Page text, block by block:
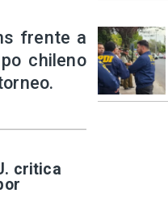
critica
frente a
chileno